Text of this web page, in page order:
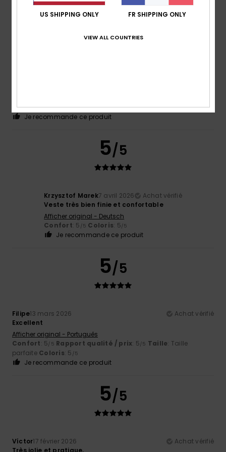
5
parfaiteMatière: 4/5 Coloris: 5/5
Je recommande ce produit
5/5
Krzysztof Marek7 avril 2026
Achat vérifié
Veste très bien finie et confortable
Afficher original - Deutsch
Confort: 5 /5 Coloris: 5/5
Je recommande ce produit
5/5
Filipe13 mars 2026
Achat vérifié
Excellent
Afficher original - Português
Confort: 5/5 Rapport qualité / prix: 5/5 Taille: Taille
parfaite Coloris: 5 /5
Je recommande ce produit
5/5
Víctor17 février 2026
Achat vérifié
Très jolie et pratique,
US SHIPPING ONLY FR SHIPPING ONLY
VIEW ALL COUNTRIES